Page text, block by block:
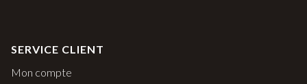
SERVICE CLIENT
Mon compte